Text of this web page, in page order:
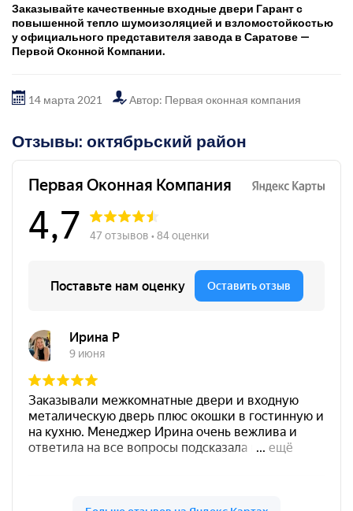
Заказывайте качественные входные двери Гарант с
повышенной тепло шумоизоляцией и взломостойкостью
у официального представителя завода в Саратове —
Первой Оконной Компании.
14 марта 2021 Автор: Первая оконная компания
Отзывы: октябрьский район